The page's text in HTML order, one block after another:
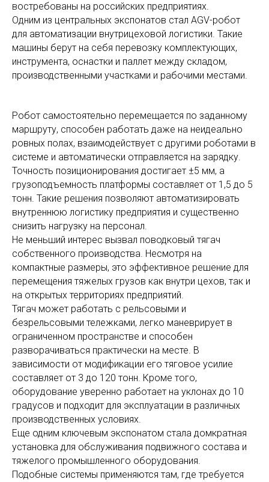
востребованы на российских предприятиях.
Одним из центральных экспонатов стал AGV-робот
для автоматизации внутрицеховой логистики. Такие
машины берут на себя перевозку комплектующих,
инструмента, оснастки и паллет между складом,
производственными участками и рабочими местами.
Робот самостоятельно перемещается по заданному
маршруту, способен работать даже на неидеально
ровных полах, взаимодействует с другими роботами в
системе и автоматически отправляется на зарядку.
Точность позиционирования достигает ±5 мм, а
грузоподъемность платформы составляет от 1,5 до 5
тонн. Такие решения позволяют автоматизировать
внутреннюю логистику предприятия и существенно
снизить нагрузку на персонал.
Не меньший интерес вызвал поводковый тягач
собственного производства. Несмотря на
компактные размеры, это эффективное решение для
перемещения тяжелых грузов как внутри цехов, так и
на открытых территориях предприятий.
Тягач может работать с рельсовыми и
безрельсовыми тележками, легко маневрирует в
ограниченном пространстве и способен
разворачиваться практически на месте. В
зависимости от модификации его тяговое усилие
составляет от 3 до 120 тонн. Кроме того,
оборудование уверенно работает на уклонах до 10
градусов и подходит для эксплуатации в различных
производственных условиях.
Еще одним ключевым экспонатом стала домкратная
установка для обслуживания подвижного состава и
тяжелого промышленного оборудования.
Подобные системы применяются там, где требуется